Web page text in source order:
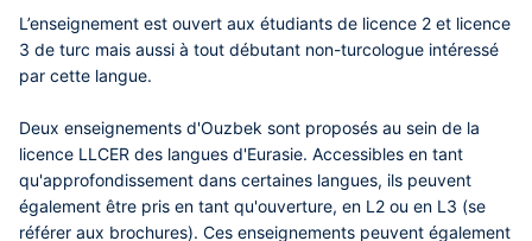
L’enseignement est ouvert aux étudiants de licence 2 et licence
3 de turc mais aussi à tout débutant non-turcologue intéressé
par cette langue.
Deux enseignements d'Ouzbek sont proposés au sein de la
licence LLCER des langues d'Eurasie. Accessibles en tant
qu'approfondissement dans certaines langues, ils peuvent
également être pris en tant qu'ouverture, en L2 ou en L3 (se
référer aux brochures). Ces enseignements peuvent également